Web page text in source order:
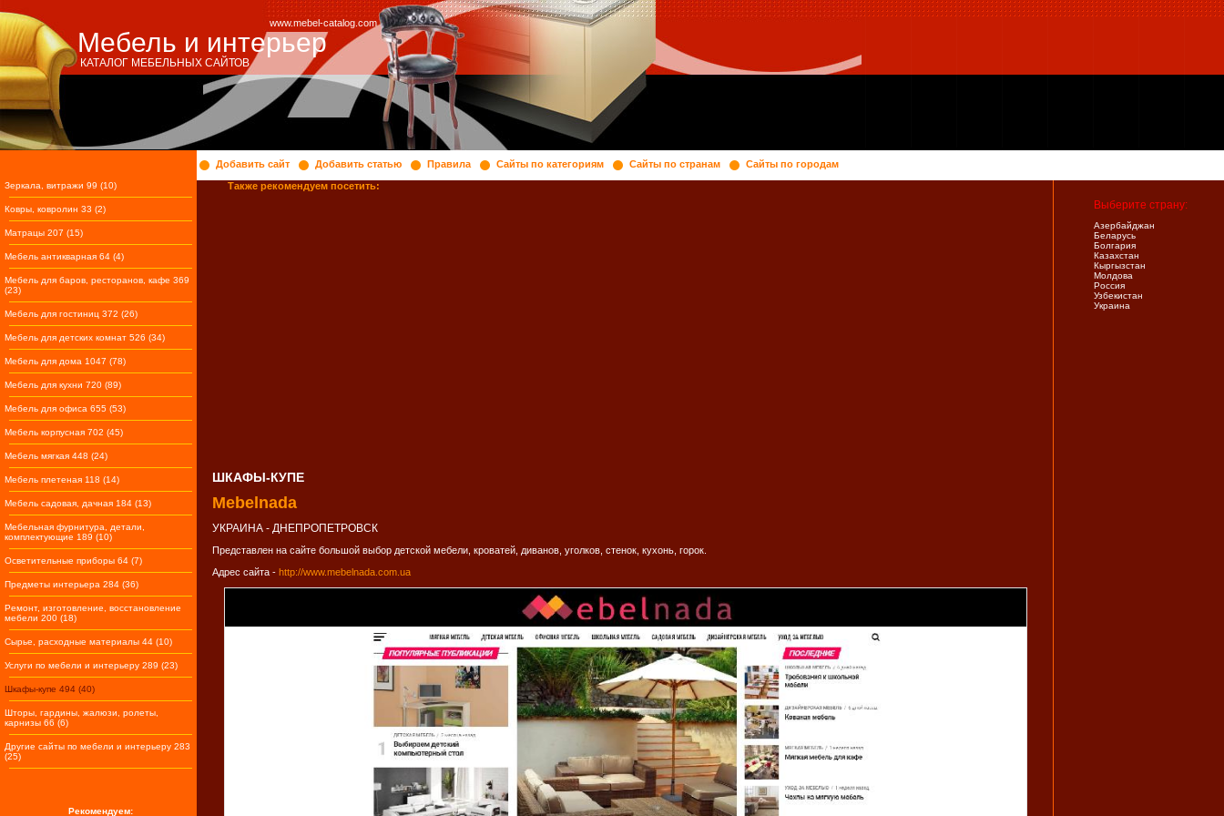
Мебель и интерьер
www.mebel-catalog.com
КАТАЛОГ МЕБЕЛЬНЫХ САЙТОВ
Зеркала, витражи 99 (10)
Ковры, ковролин 33 (2)
Матрацы 207 (15)
Мебель антикварная 64 (4)
Мебель для баров, ресторанов, кафе 369
(23)
Мебель для гостиниц 372 (26)
Мебель для детских комнат 526 (34)
Мебель для дома 1047 (78)
Мебель для кухни 720 (89)
Мебель для офиса 655 (53)
Мебель корпусная 702 (45)
Мебель мягкая 448 (24)
Мебель плетеная 118 (14)
Мебель садовая, дачная 184 (13)
Мебельная фурнитура, детали,
комплектующие 189 (10)
Осветительные приборы 64 (7)
Предметы интерьера 284 (36)
Ремонт, изготовление, восстановление
мебели 200 (18)
Сырье, расходные материалы 44 (10)
Услуги по мебели и интерьеру 289 (23)
Шкафы-купе 494 (40)
Шторы, гардины, жалюзи, ролеты,
карнизы 66 (6)
Другие сайты по мебели и интерьеру 283
(25)
Рекомендуем:
Добавить сайт Добавить статью Правила Сайты по категориям Сайты по странам
Сайты по городам
Также рекомендуем посетить:
ШКАФЫ-КУПЕ
Mebelnada
УКРАИНА - ДНЕПРОПЕТРОВСК
Представлен на сайте большой выбор детской мебели, кроватей, диванов, уголков, стенок, кухонь, горок.
Адрес сайта - http://www.mebelnada.com.ua
Выберите страну:
Азербайджан
Беларусь
Болгария
Казахстан
Кыргызстан
Молдова
Россия
Узбекистан
Украина